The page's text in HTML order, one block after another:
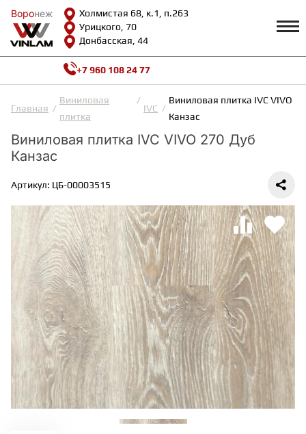
Воронеж
Холмистая 68, к.1, п.263
Урицкого, 70
Донбасская, 44
Воронеж
КАТАЛОГ Профиль
Возврат и гарантии
Сотрудничество
Видеообзоры
Как выбрать
Калькулятор
О нас
Контакты
ВИНИЛОВАЯ ПЛИТКА
ЛАМИНАТ
ИНЖЕНЕРНАЯ ДОСКА
ПАРКЕТНАЯ ДОСКА
ТЕРРАСНАЯ ДОСКА
КОВРОВАЯ ПЛИТКА
МОДУЛЬНЫЕ ПВХ
+7 960 108 24 77
Главная
Виниловая
плитка
IVC
Виниловая плитка IVC VIVO
Канзас
Виниловая плитка IVC VIVO 270 Дуб
Канзас
Артикул: ЦБ-00003515